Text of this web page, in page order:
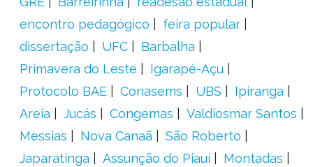
encontro pedagógico
feira popular
dissertação
UFC
Barbalha
Primavera do Leste
Igarapé-Açu
Protocolo BAE
Conasems UBS
Ipiranga
Areia
Jucás Congemas
Valdiosmar Santos
Messias
Nova Canaã
São Roberto
Japaratinga
Assunção do Piauí
Montadas